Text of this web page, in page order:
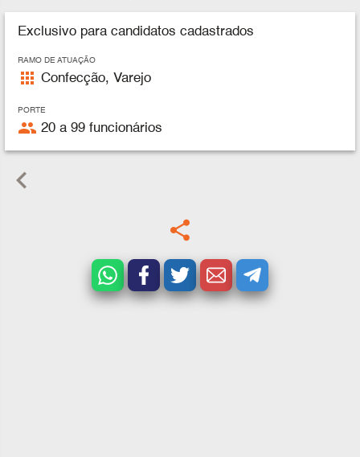
Exclusivo para candidatos cadastrados
RAMO DE ATUAÇÃO
apps Confecção, Varejo
PORTE
people 20 a 99 funcionários
keyboard_arrow_left
share